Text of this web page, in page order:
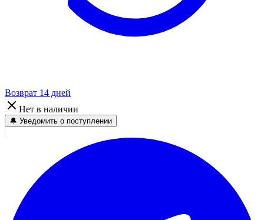
Возврат 14 дней
Нет в наличии
🔔 Уведомить о поступлении